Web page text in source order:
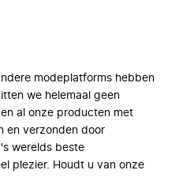
modeplatforms hebben
we helemaal geen
al onze producten met
en verzonden door
werelds beste
plezier. Houdt u van onze